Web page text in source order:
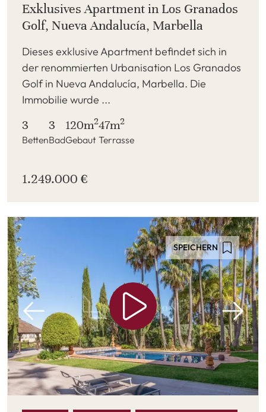
Exklusives Apartment in Los Granados
Golf, Nueva Andalucía, Marbella
Dieses exklusive Apartment befindet sich in
der renommierten Urbanisation Los Granados
Golf in Nueva Andalucía, Marbella. Die
Immobilie wurde ...
3
Betten
3
Bad
120m2
Gebaut
47m2
Terrasse
1.249.000 €
SPEICHERN